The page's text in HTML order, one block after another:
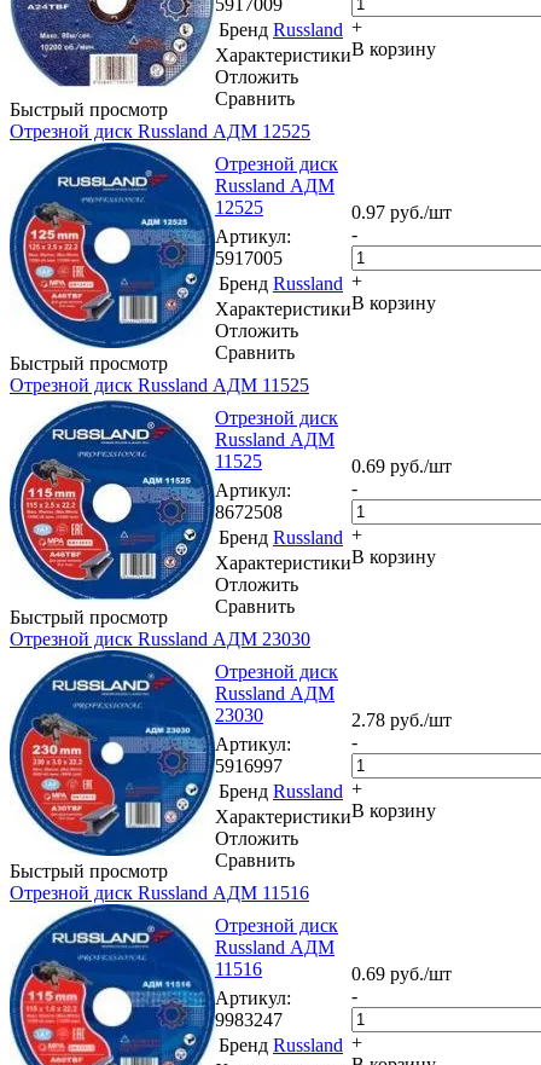
Быстрый просмотр
Бренд Russland
Характеристики
Отложить
Сравнить
+
В корзину
Отрезной диск Russland АДМ 12525
Быстрый просмотр
Отрезной диск
Russland АДМ
12525
Артикул:
5917005
Бренд Russland
Характеристики
Отложить
Сравнить
0.97 руб./шт
-
+
В корзину
Отрезной диск Russland АДМ 11525
Быстрый просмотр
Отрезной диск
Russland АДМ
11525
Артикул:
8672508
Бренд Russland
Характеристики
Отложить
Сравнить
0.69 руб./шт
-
+
В корзину
Отрезной диск Russland АДМ 23030
Быстрый просмотр
Отрезной диск
Russland АДМ
23030
Артикул:
5916997
Бренд Russland
Характеристики
Отложить
Сравнить
2.78 руб./шт
-
+
В корзину
Отрезной диск Russland АДМ 11516
Отрезной диск
Russland АДМ
11516
Артикул:
9983247
Бренд Russland
0.69 руб./шт
-
+